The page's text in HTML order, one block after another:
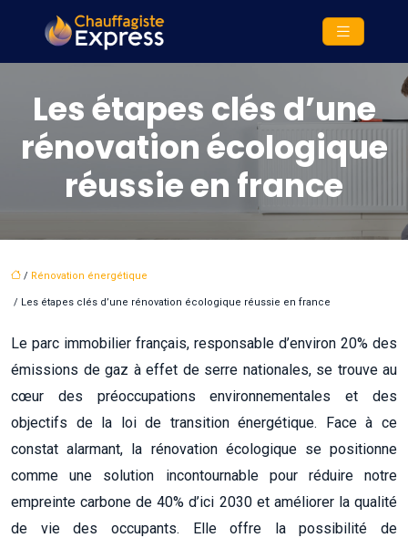
Les étapes clés d’une
rénovation écologique
réussie en france
/ Rénovation énergétique
/ Les étapes clés d’une rénovation écologique réussie en france
Le parc immobilier français, responsable d’environ 20% des
émissions de gaz à effet de serre nationales, se trouve au
cœur des préoccupations environnementales et des
objectifs de la loi de transition énergétique. Face à ce
constat alarmant, la rénovation écologique se positionne
comme une solution incontournable pour réduire notre
empreinte carbone de 40% d’ici 2030 et améliorer la qualité
de vie des occupants. Elle offre la possibilité de